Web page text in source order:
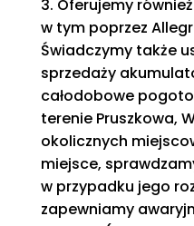
3. Oferujemy
w tym poprzez
Świadczymy także
sprzedaży
całodobowe
terenie Pruszkowa,
okolicznych
miejsce,
w przypadku jego
zapewniamy